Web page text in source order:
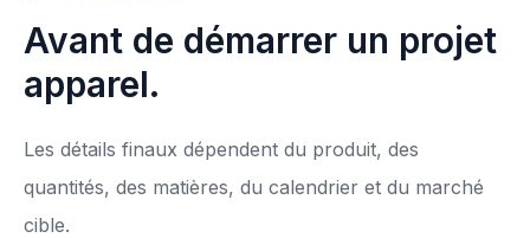
Avant de démarrer un projet
apparel.
Les détails finaux dépendent du produit, des
quantités, des matières, du calendrier et du marché
cible.